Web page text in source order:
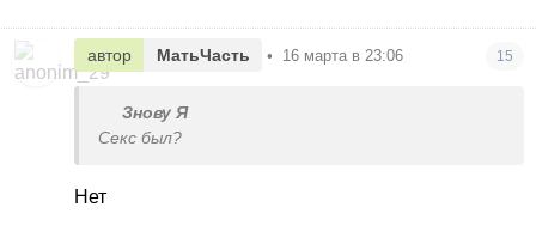
автор МатьЧасть • 16 марта в 23:06 15
Знову Я
Секс был?
Нет